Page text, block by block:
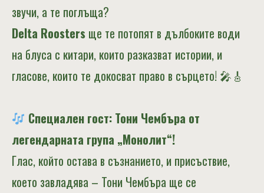
звучи, а те поглъща?
Delta Roosters ще те потопят в дълбоките води
на блуса с китари, които разказват истории, и
гласове, които те докосват право в сърцето! 🎤🎸
Специален гост: Тони Чембъра от
легендарната група „Монолит“!
Глас, който остава в съзнанието, и присъствие,
което завладява – Тони Чембъра ще се